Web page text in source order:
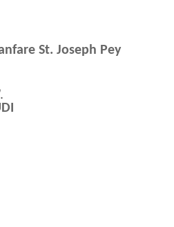
St. Joseph Pey